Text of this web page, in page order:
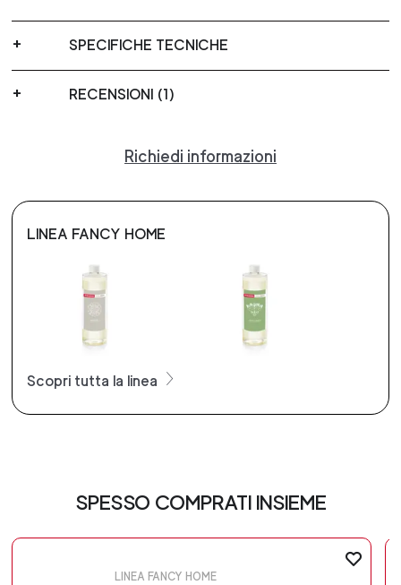
SPECIFICHE TECNICHE
RECENSIONI (1)
Richiedi informazioni
LINEA FANCY HOME
Scopri tutta la linea
SPESSO COMPRATI INSIEME
LINEA FANCY HOME